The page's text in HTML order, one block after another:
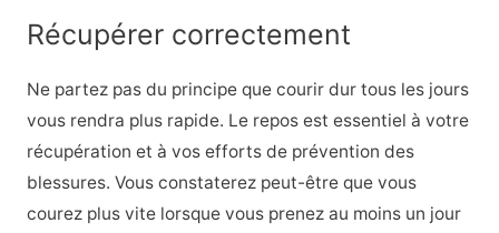
Récupérer correctement
Ne partez pas du principe que courir dur tous les jours
vous rendra plus rapide. Le repos est essentiel à votre
récupération et à vos efforts de prévention des
blessures. Vous constaterez peut-être que vous
courez plus vite lorsque vous prenez au moins un jour